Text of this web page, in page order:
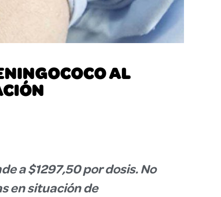
AL
a $1297,50 por dosis. No
en situación de